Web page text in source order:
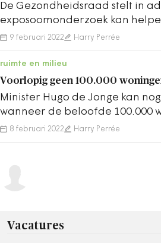
De Gezondheidsraad stelt in
exposoomonderzoek kan
gezondheid en leefomgeving te
9 februari 2022 Harry Perrée
ruimte en milieu
Voorlopig geen 100.000
Minister Hugo de Jonge kan
wanneer de beloofde 100.000
worden opgeleverd. Hij wil
8 februari 2022 Harry Perrée
Vacatures